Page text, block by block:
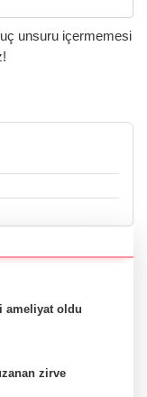
unsuru içermemesi
ameliyat oldu
zirve